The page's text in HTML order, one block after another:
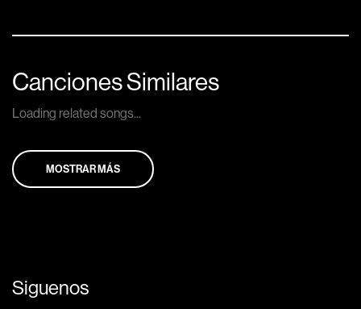
Canciones Similares
Loading related songs...
MOSTRAR MÁS
Siguenos